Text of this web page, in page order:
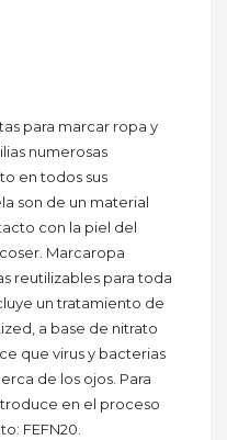
para marcar ropa y
numerosas
en todos sus
son de un material
con la piel del
Marcaropa
reutilizables para toda
un tratamiento de
a base de nitrato
que virus y bacterias
de los ojos. Para
en el proceso
FEFN20.